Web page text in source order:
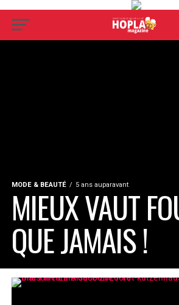
MODE & BEAUTÉ 5 ans auparavant
MIEUX VAUT
QUE JAMAIS !